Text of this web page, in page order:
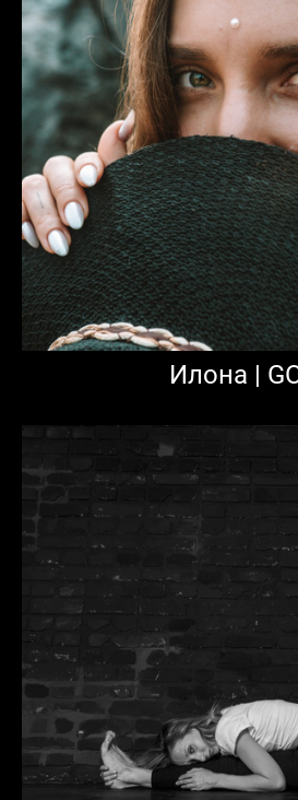
Илона |